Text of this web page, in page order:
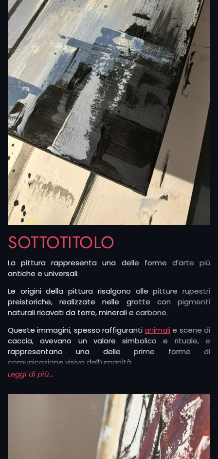
SOTTOTITOLO
La pittura rappresenta una delle forme d’arte più
antiche e universali.
Le origini della pittura risalgono alle pitture rupestri
preistoriche, realizzate nelle grotte con pigmenti
naturali ricavati da terre, minerali e carbone.
Queste immagini, spesso raffigurantianimali e scene di
caccia, avevano un valore simbolico e rituale, e
rappresentano una delle prime forme di
comunicazione visiva dell’umanità.
Con il passare dei secoli la pittura si è evoluta,
alle opere su tavola e tela, fino a diventare una delle
espressioni artistiche più importanti della cultura
Consiste nell’applicazione di pigmenti su una superficie,
come tela, legno, carta, o altre basi, utilizzando vari
Leggi di più...